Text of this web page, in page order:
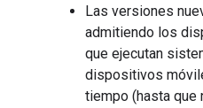
Las versiones
admitiendo los
que ejecutan
dispositivos
tiempo (hasta que